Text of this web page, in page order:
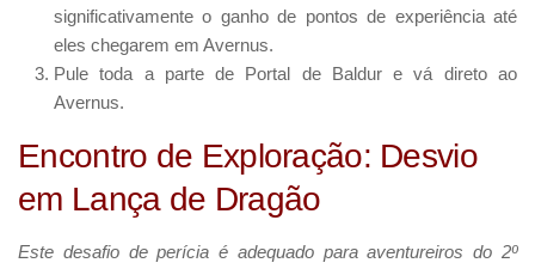
significativamente o ganho de pontos de experiência até
eles chegarem em Avernus.
Pule toda a parte de Portal de Baldur e vá direto ao
Avernus.
Encontro de Exploração: Desvio
em Lança de Dragão
Este desafio de perícia é adequado para aventureiros do 2º